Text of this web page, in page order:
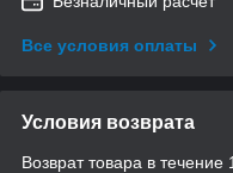
Все условия оплаты
Условия возврата
Возврат товара в